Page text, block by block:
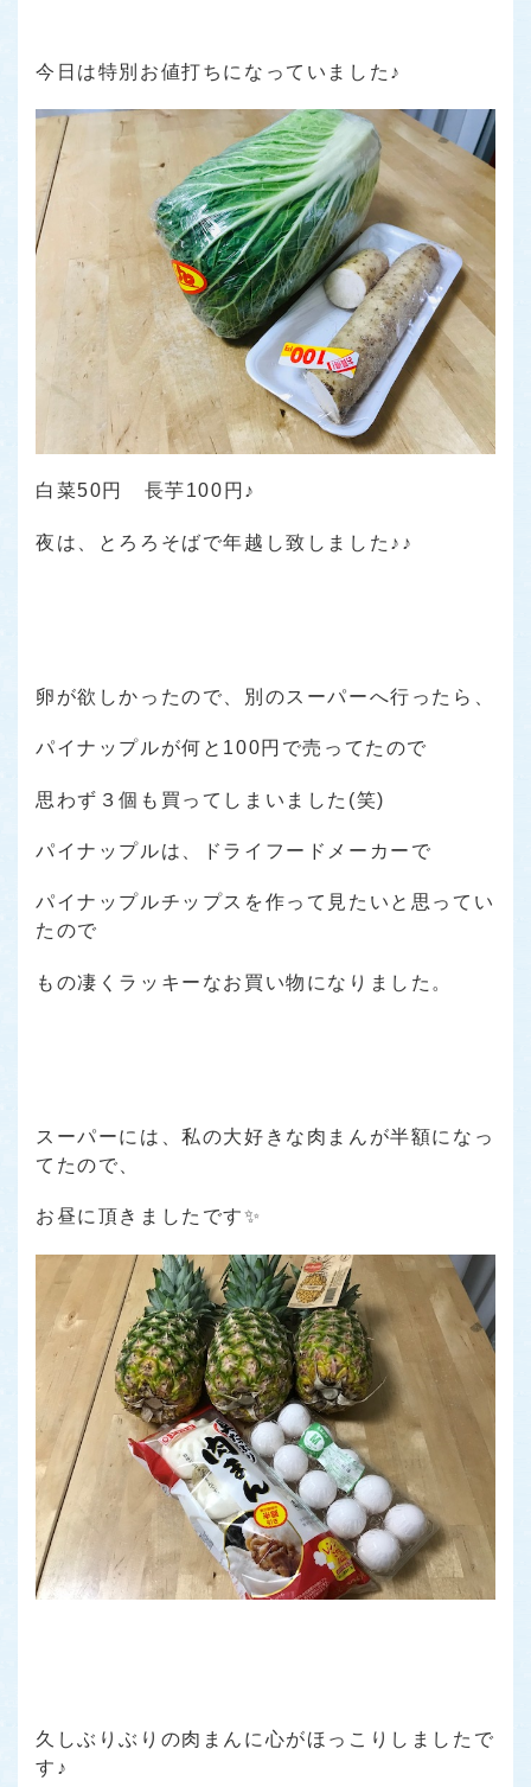
今日は特別お値打ちになっていました♪
白菜50円 長芋100円♪
夜は、とろろそばで年越し致しました♪♪
卵が欲しかったので、別のスーパーへ行ったら、
パイナップルが何と100円で売ってたので
思わず３個も買ってしまいました(笑)
パイナップルは、ドライフードメーカーで
パイナップルチップスを作って見たいと思ってい
たので
もの凄くラッキーなお買い物になりました。
スーパーには、私の大好きな肉まんが半額になっ
てたので、
お昼に頂きましたです✨
久しぶりぶりの肉まんに心がほっこりしましたで
す♪